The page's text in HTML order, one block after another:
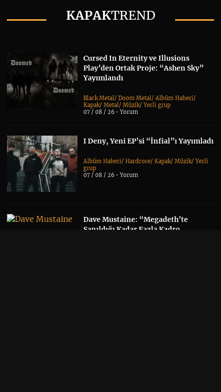
KAPAKTREND
Cursed In Eternity ve Illusions
Play’den Ortak Proje: “Ashen Sky”
Yayımlandı
Black Metal /Doom Metal /Albüm Haberi/
Kapak/Metal /Müzik/Yerli grup
07 / 08 / 26 •Yorum
I Deny, Yeni EP’si “İnfial”ı Yayımladı
Albüm Haberi/Hardcore/Kapak/Müzik/Yerli
grup
07 / 08 / 26 •Yorum
Dave Mustaine: “Megadeth’te
Sanıldığı Kadar Fazla Kadro